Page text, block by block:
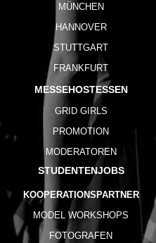
MÜNCHEN
HANNOVER
STUTTGART
FRANKFURT
MESSEHOSTESSEN
GRID GIRLS
PROMOTION
MODERATOREN
STUDENTENJOBS
KOOPERATIONSPARTNER
MODEL WORKSHOPS
FOTOGRAFEN